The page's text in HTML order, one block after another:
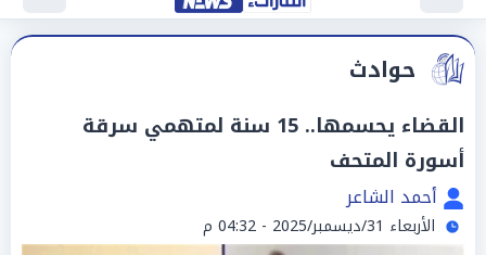
حوادث
القضاء يحسمها.. 15 سنة لمتهمي سرقة
أسورة المتحف
أحمد الشاعر
الأربعاء 31/ديسمبر/2025 - 04:32 م